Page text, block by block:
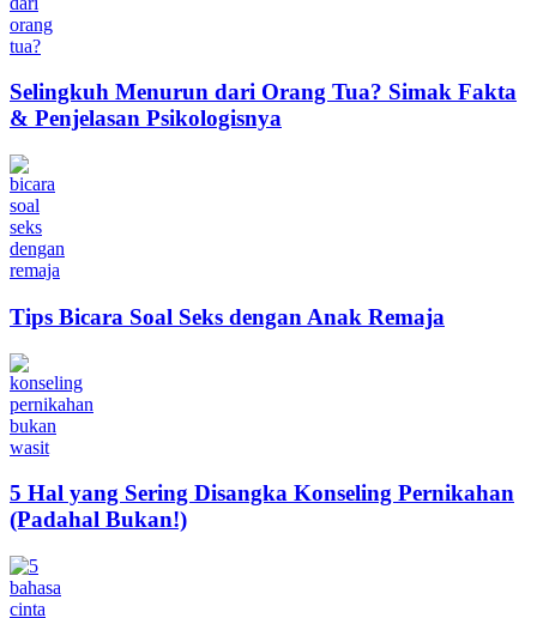
Selingkuh Menurun dari Orang Tua? Simak Fakta
& Penjelasan Psikologisnya
Tips Bicara Soal Seks dengan Anak Remaja
5 Hal yang Sering Disangka Konseling Pernikahan
(Padahal Bukan!)